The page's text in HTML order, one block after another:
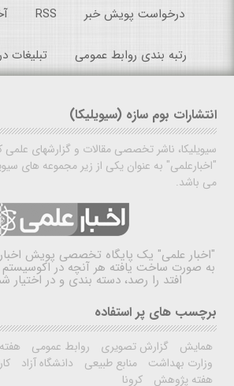
درخواست پویش خبر RSS
رتبه بندی روابط عمومی تبلیغات
انتشارات بوم سازه (سیویلیکا)
سیویلیکا، ناشر تخصصی مقالات و گزارشهای علمی
"اخبارعلمی" به عنوان یکی از زیر مجموعه های
می باشد.
"اخبار علمی" یک پایگاه تخصصی پویش
به صورت ساخت یافته هر آنچه در اکوسیستم
افتد را رصد، دسته بندی و در اختیار
برچسب های پر استفاده
همایش گزارش تصویری روابط عمومی
وزارت بهداشت
منابع طبیعی دانشگاه آزاد
هفته پژوهش
کرونا